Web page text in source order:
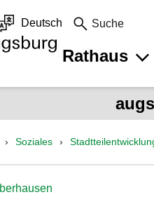
Deutsch Suche
Rathaus
Soziales